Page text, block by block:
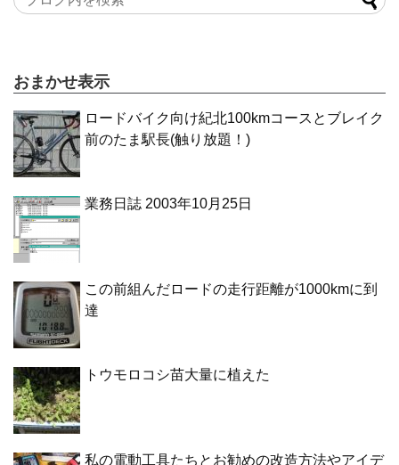
おまかせ表示
ロードバイク向け紀北100kmコースとブレイク
前のたま駅長(触り放題！)
業務日誌 2003年10月25日
この前組んだロードの走行距離が1000kmに到
達
トウモロコシ苗大量に植えた
私の電動工具たちとお勧めの改造方法やアイデ